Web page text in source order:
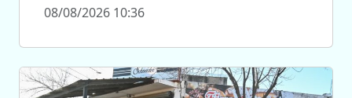
08/08/2026 10:36